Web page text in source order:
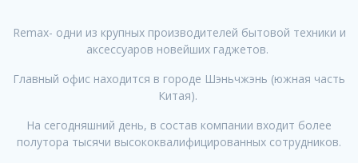
Remax- одни из крупных производителей бытовой техники и
аксессуаров новейших гаджетов.
Главный офис находится в городе Шэньчжэнь (южная часть
Китая).
На сегодняшний день, в состав компании входит более
полутора тысячи высококвалифицированных сотрудников.